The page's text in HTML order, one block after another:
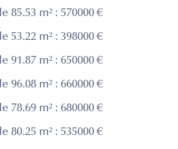
85.53 m² : 570000 €
53.22 m² : 398000 €
91.87 m² : 650000 €
96.08 m² : 660000 €
78.69 m² : 680000 €
80.25 m² : 535000 €